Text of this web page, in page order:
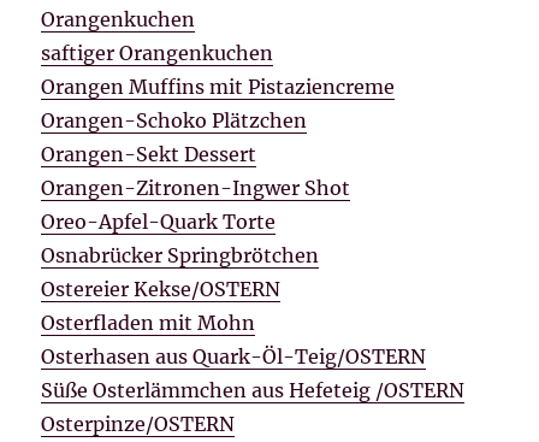
Orangenkuchen
saftiger Orangenkuchen
Orangen Muffins mit Pistaziencreme
Orangen-Schoko Plätzchen
Orangen-Sekt Dessert
Orangen-Zitronen-Ingwer Shot
Oreo-Apfel-Quark Torte
Osnabrücker Springbrötchen
Ostereier Kekse/OSTERN
Osterfladen mit Mohn
Osterhasen aus Quark-Öl-Teig/OSTERN
Süße Osterlämmchen aus Hefeteig /OSTERN
Osterpinze/OSTERN